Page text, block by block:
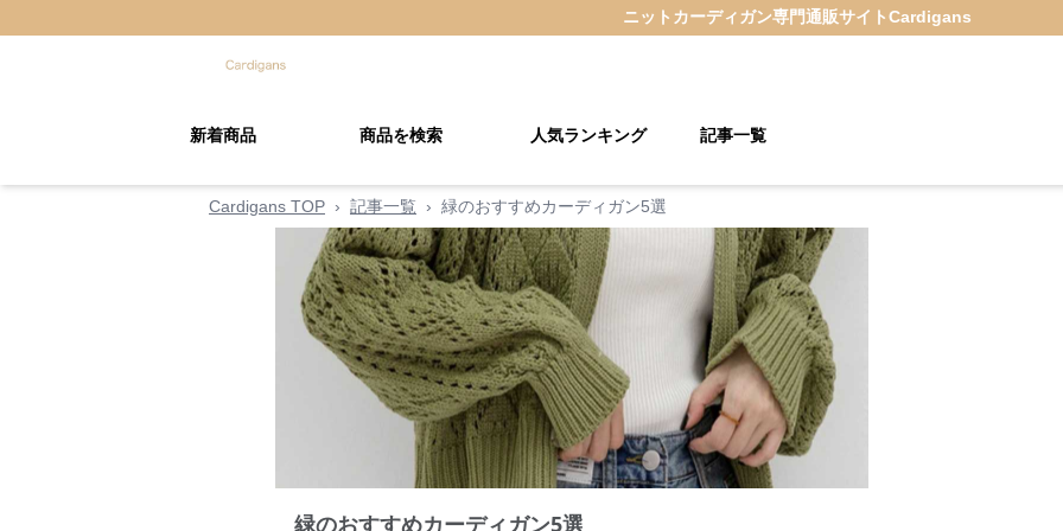
ニットカーディガン専門通販サイトCardigans
新着商品 商品を検索 人気ランキング 記事一覧
Cardigans TOP › 記事一覧 › 緑のおすすめカーディガン5選
緑のおすすめカーディガン5選